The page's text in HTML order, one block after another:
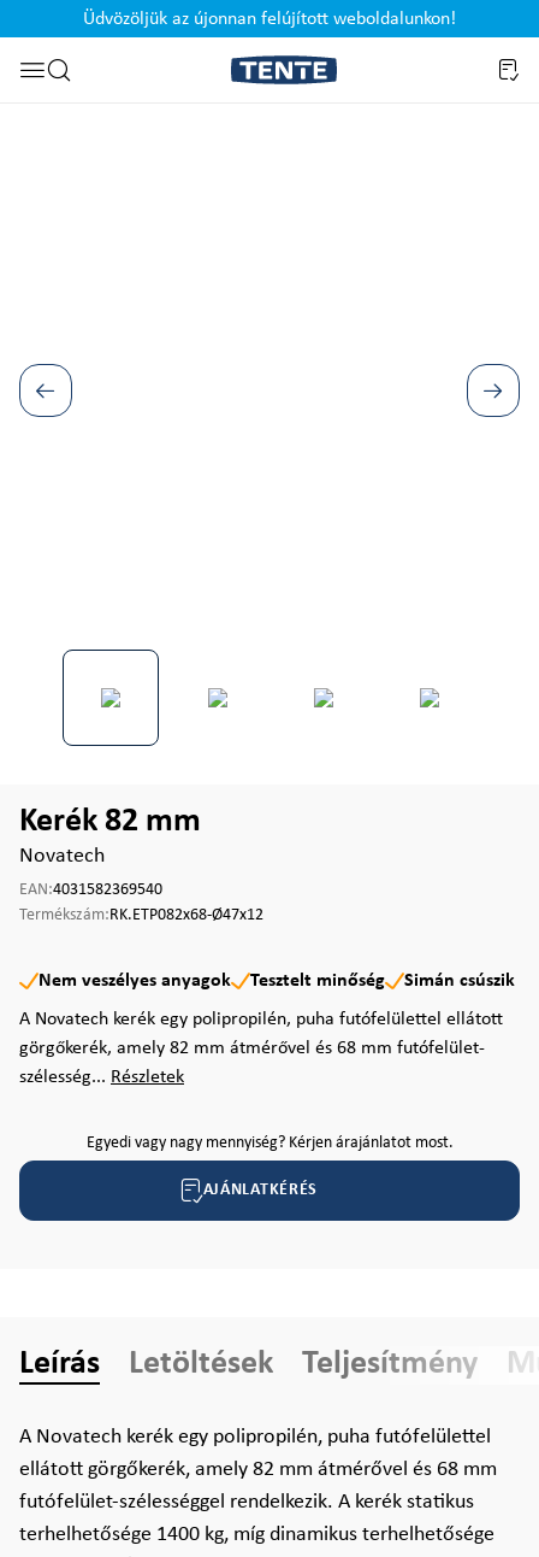
Ugrás a kereséshez
Üdvözöljük az újonnan felújított weboldalunkon!
Kerék 82 mm
Novatech
EAN:4031582369540
Termékszám:RK.ETP082x68-Ø47x12
Nem veszélyes anyagok Tesztelt minőség
Simán csúszik
A Novatech kerék egy polipropilén, puha futófelülettel ellátott
görgőkerék, amely 82 mm átmérővel és 68 mm futófelület-
szélesség... Részletek
Egyedi vagy nagy mennyiség? Kérjen árajánlatot most.
AJÁNLATKÉRÉS
Leírás Letöltések Teljesítmény
A Novatech kerék egy polipropilén, puha futófelülettel
ellátott görgőkerék, amely 82 mm átmérővel és 68 mm
futófelület-szélességgel rendelkezik. A kerék statikus
terhelhetősége 1400 kg, míg dinamikus terhelhetősége